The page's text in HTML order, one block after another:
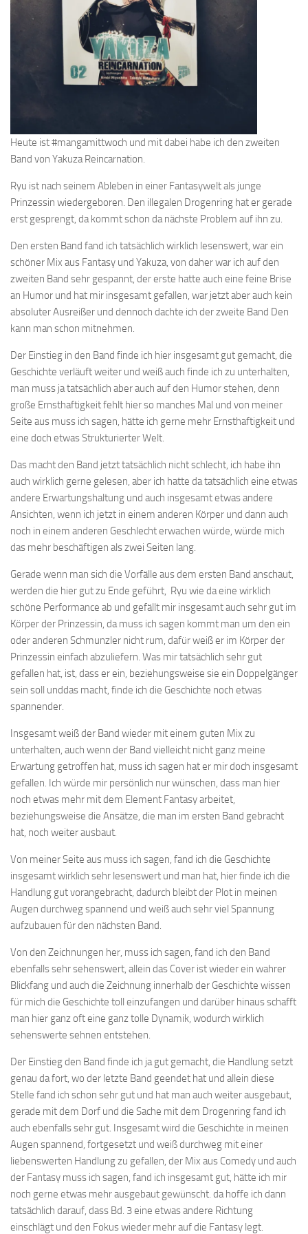
Heute ist #mangamittwoch und mit dabei habe ich den zweiten
Band von Yakuza Reincarnation.
Ryu ist nach seinem Ableben in einer Fantasywelt als junge
Prinzessin wiedergeboren. Den illegalen Drogenring hat er gerade
erst gesprengt, da kommt schon da nächste Problem auf ihn zu.
Den ersten Band fand ich tatsächlich wirklich lesenswert, war ein
schöner Mix aus Fantasy und Yakuza, von daher war ich auf den
zweiten Band sehr gespannt, der erste hatte auch eine feine Brise
an Humor und hat mir insgesamt gefallen, war jetzt aber auch kein
absoluter Ausreißer und dennoch dachte ich der zweite Band Den
kann man schon mitnehmen.
Der Einstieg in den Band finde ich hier insgesamt gut gemacht, die
Geschichte verläuft weiter und weiß auch finde ich zu unterhalten,
man muss ja tatsächlich aber auch auf den Humor stehen, denn
große Ernsthaftigkeit fehlt hier so manches Mal und von meiner
Seite aus muss ich sagen, hätte ich gerne mehr Ernsthaftigkeit und
eine doch etwas Strukturierter Welt.
Das macht den Band jetzt tatsächlich nicht schlecht, ich habe ihn
auch wirklich gerne gelesen, aber ich hatte da tatsächlich eine etwas
andere Erwartungshaltung und auch insgesamt etwas andere
Ansichten, wenn ich jetzt in einem anderen Körper und dann auch
noch in einem anderen Geschlecht erwachen würde, würde mich
das mehr beschäftigen als zwei Seiten lang.
Gerade wenn man sich die Vorfälle aus dem ersten Band anschaut,
werden die hier gut zu Ende geführt, Ryu wie da eine wirklich
schöne Performance ab und gefällt mir insgesamt auch sehr gut im
Körper der Prinzessin, da muss ich sagen kommt man um den ein
oder anderen Schmunzler nicht rum, dafür weiß er im Körper der
Prinzessin einfach abzuliefern. Was mir tatsächlich sehr gut
gefallen hat, ist, dass er ein, beziehungsweise sie ein Doppelgänger
sein soll unddas macht, finde ich die Geschichte noch etwas
spannender.
Insgesamt weiß der Band wieder mit einem guten Mix zu
unterhalten, auch wenn der Band vielleicht nicht ganz meine
Erwartung getroffen hat, muss ich sagen hat er mir doch insgesamt
gefallen. Ich würde mir persönlich nur wünschen, dass man hier
noch etwas mehr mit dem Element Fantasy arbeitet,
beziehungsweise die Ansätze, die man im ersten Band gebracht
hat, noch weiter ausbaut.
Von meiner Seite aus muss ich sagen, fand ich die Geschichte
insgesamt wirklich sehr lesenswert und man hat, hier finde ich die
Handlung gut vorangebracht, dadurch bleibt der Plot in meinen
Augen durchweg spannend und weiß auch sehr viel Spannung
aufzubauen für den nächsten Band.
Von den Zeichnungen her, muss ich sagen, fand ich den Band
ebenfalls sehr sehenswert, allein das Cover ist wieder ein wahrer
Blickfang und auch die Zeichnung innerhalb der Geschichte wissen
für mich die Geschichte toll einzufangen und darüber hinaus schafft
man hier ganz oft eine ganz tolle Dynamik, wodurch wirklich
sehenswerte sehnen entstehen.
Der Einstieg den Band finde ich ja gut gemacht, die Handlung setzt
genau da fort, wo der letzte Band geendet hat und allein diese
Stelle fand ich schon sehr gut und hat man auch weiter ausgebaut,
gerade mit dem Dorf und die Sache mit dem Drogenring fand ich
auch ebenfalls sehr gut. Insgesamt wird die Geschichte in meinen
Augen spannend, fortgesetzt und weiß durchweg mit einer
liebenswerten Handlung zu gefallen, der Mix aus Comedy und auch
der Fantasy muss ich sagen, fand ich insgesamt gut, hätte ich mir
noch gerne etwas mehr ausgebaut gewünscht. da hoffe ich dann
tatsächlich darauf, dass Bd. 3 eine etwas andere Richtung
einschlägt und den Fokus wieder mehr auf die Fantasy legt.